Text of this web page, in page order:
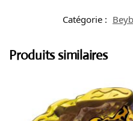
Catégorie :
Produits similaires